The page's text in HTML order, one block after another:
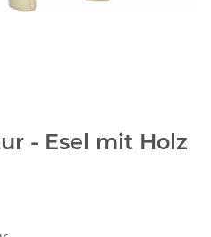
- Esel mit Holz